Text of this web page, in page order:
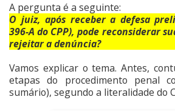
A pergunta é a seguinte:
O juiz, após receber a defesa
396-A do CPP), pode reconsiderar
rejeitar a denúncia?
Vamos explicar o tema. Antes,
etapas do procedimento penal
sumário), segundo a literalidade do